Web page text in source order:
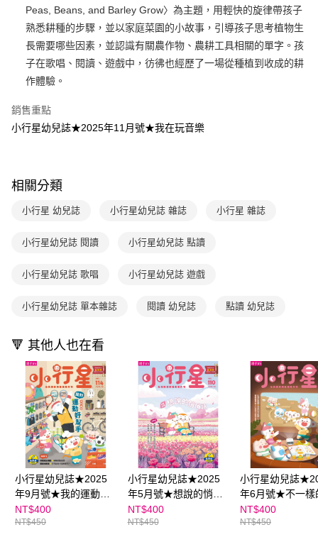
2.付款方式選擇「大哥付你分期」，訂單成立後會自動跳轉到大哥付的交易
流程，驗證手機門號後，選擇欲分期的期數、繳款截止日，確認付款後即完
3.實際核准額度、可分期數及費用金額請依後續交易確認頁面所載為準。
4.訂單成立30分鐘內，如未前往確認交易或遇審核未通過，訂單將自動取
消。如遇「轉專審核」未通過狀況，表示未達大哥付你分期系統評分，恕無
法說明評估內容。
1.分期款項不併入電信帳單，「大哥付你分期」於每月結算日後寄送繳費提
醒簡訊。
【注意事項】
1.本服務係由「台灣大哥大股份有限公司」（以下簡稱本公司）所提供，讓
用戶於交易時，得透過本服務購買商品或服務，並由商店將買賣／分期付款
買賣價金債權讓與本公司後，依約使用本公司帳單繳交帳款。
資料（包含姓名、電話或地址）提供予台灣大哥大進項蒐集、處理及利用，
3.完整用戶服務條款，請詳閱以下連結：https://oppay.tw/userRule
相關說明
【關於「AFTEE先享後付」】
AFTEE先享後付是「在收到商品之後才付款」的支付方式。 讓您購物簡單
便利好安心！
１．簡單：不需註冊會員、不需綁卡、不需儲值。
２．便利：只要手機號碼，簡訊認證，即可結帳。
１．於結帳方式選擇「AFTEE先享後付」後，將跳轉至「AFTEE先享後付」
ATM／網路銀行／等多元方式進行付款，方視為交易完成。
購買商品的店家。未經商家同意取消之訂單仍視為有效，需透過AFTEE先享
是否繳費成功／繳費後需取消欲退款等相關疑問，請聯繫「AFTEE先享後付
易，需依本服務之必要範圍內提供個人資料，並將交易相關給付款項請求債
２．關於個人資料處理事宜，請瀏覽以下網址：
https://aftee.tw/terms/#terms3
３．未成年的使用者請事先徵得法定代理人或監護人之同意方可使用
「AFTEE先享後付」，若未經同意申辦者引起之損失，本公司不負相關責
任。
４．使用「AFTEE先享後付」時，將依據個別帳號之用戶狀況，依本公司即
時審查核予不同之上限額度；若仍有額度不足之情形，本公司將視審查結果
請求用戶進行身份認證。
５．嚴禁一人註冊多個帳號或使用他人資訊註冊。若發現惡意使用之情形，
恩沛科技股份有限公司將有權停止該用戶之使用額度並採取法律行動。
ATM付款
運送方式
每筆NT$70，滿NT$800(含以上)免運費
國內宅配/郵寄 (不適用離島、海外及郵局i郵箱)
每筆NT$70，滿NT$800(含以上)免運費
離島宅配（澎湖、金門、馬祖、小琉球；不適用於郵局i郵箱）
Peas, Beans, and Barley Grow〉為主題，用輕快的旋律帶孩子
熟悉耕種的步驟，並以家庭菜園的小故事，引導孩子思考植物生
長需要哪些因素，並認識有關農作物、農耕工具相關的單字。孩
子在歌唱、閱讀、遊戲中，彷彿也經歷了一場從種植到收成的耕
作體驗。
銷售重點
小行星幼兒誌★2025年11月號★我在玩音樂
相關分類
小行星 幼兒誌 小行星幼兒誌 雜誌 小行星 雜誌
小行星幼兒誌 閱讀 小行星幼兒誌 點讀
小行星幼兒誌 歌唱 小行星幼兒誌 遊戲
小行星幼兒誌 單本雜誌 閱讀 幼兒誌 點讀 幼兒誌
🔻 其他人也在看
小行星幼兒誌★2025
年9月號★我的運動好
幫手
NT$400
NT$450
小行星幼兒誌★2025
年5月號★想說的悄悄
話
NT$400
NT$450
小行星幼兒誌
年6月號★不一樣
NT$400
NT$450